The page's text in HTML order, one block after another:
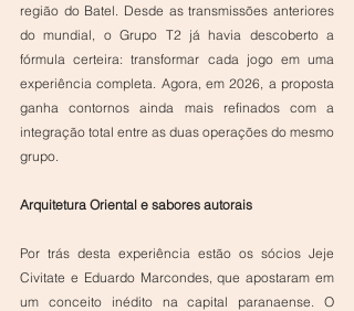
região do Batel. Desde as transmissões anteriores
do mundial, o Grupo T2 já havia descoberto a
fórmula certeira: transformar cada jogo em uma
experiência completa. Agora, em 2026, a proposta
ganha contornos ainda mais refinados com a
integração total entre as duas operações do mesmo
grupo.
Arquitetura Oriental e sabores autorais
Por trás desta experiência estão os sócios Jeje
Civitate e Eduardo Marcondes, que apostaram em
um conceito inédito na capital paranaense. O